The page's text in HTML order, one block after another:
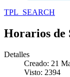
TPL_SEARCH
Horarios de
Detalles
Creado: 21
Visto: 2394